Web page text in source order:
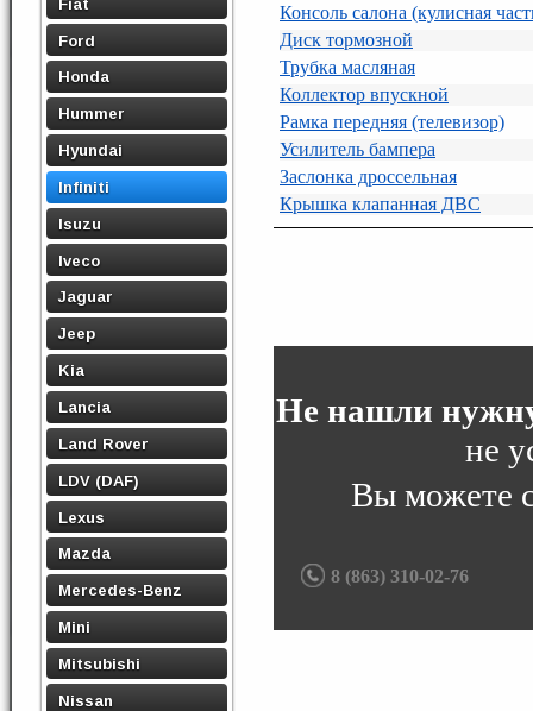
Ford
Honda
Hummer
Hyundai
Infiniti
Isuzu
Iveco
Jaguar
Jeep
Kia
Lancia
Land Rover
LDV (DAF)
Lexus
Mazda
Mercedes-Benz
Mini
Mitsubishi
Nissan
Консоль салона (кулисная
Диск тормозной
Трубка масляная
Коллектор впускной
Рамка передняя (телевизор)
Усилитель бампера
Заслонка дроссельная
Крышка клапанная ДВС
Не нашли
не
Вы можете
8 (863) 310-02-76